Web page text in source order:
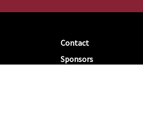
Contact
Sponsors